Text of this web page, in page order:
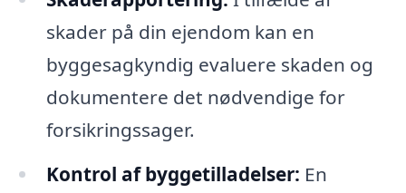
skader på din ejendom kan en
byggesagkyndig evaluere skaden og
dokumentere det nødvendige for
forsikringssager.
Kontrol af byggetilladelser: En